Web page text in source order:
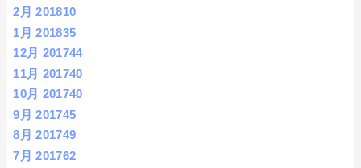
2月 201810
1月 201835
12月 201744
11月 201740
10月 201740
9月 201745
8月 201749
7月 201762